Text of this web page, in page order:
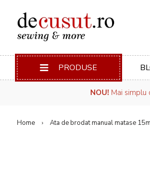
PRODUSE
NOU! Mai simplu
Home Ata de brodat manual matase